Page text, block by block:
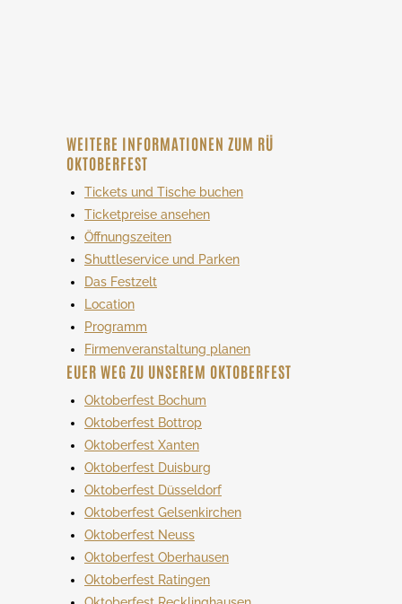
WEITERE INFORMATIONEN ZUM RÜ
OKTOBERFEST
Tickets und Tische buchen
Ticketpreise ansehen
Öffnungszeiten
Shuttleservice und Parken
Das Festzelt
Location
Programm
Firmenveranstaltung planen
EUER WEG ZU UNSEREM OKTOBERFEST
Oktoberfest Bochum
Oktoberfest Bottrop
Oktoberfest Xanten
Oktoberfest Duisburg
Oktoberfest Düsseldorf
Oktoberfest Gelsenkirchen
Oktoberfest Neuss
Oktoberfest Oberhausen
Oktoberfest Ratingen